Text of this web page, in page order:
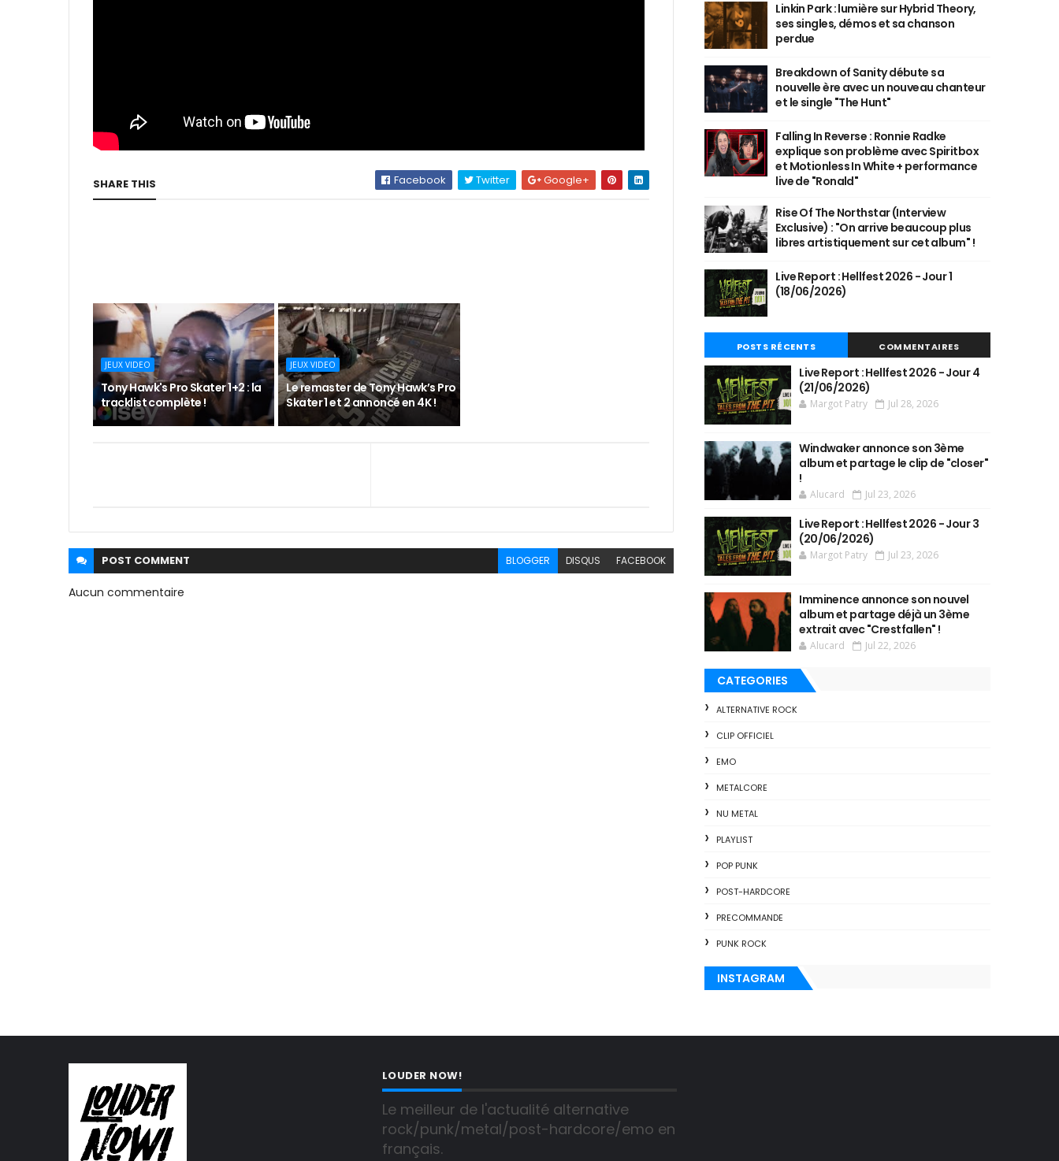
SHARE THIS Facebook Twitter Google+
JEUX VIDEO
Tony Hawk's Pro Skater 1+2 : la
tracklist complète !
JEUX VIDEO
Le remaster de Tony Hawk’s Pro
Skater 1 et 2 annoncé en 4K !
POST COMMENT BLOGGER DISQUS FACEBOOK
Aucun commentaire
Linkin Park : lumière sur Hybrid Theory,
ses singles, démos et sa chanson
perdue
Breakdown of Sanity débute sa
nouvelle ère avec un nouveau chanteur
et le single "The Hunt"
Falling In Reverse : Ronnie Radke
explique son problème avec Spiritbox
et Motionless In White + performance
live de "Ronald"
Rise Of The Northstar (Interview
Exclusive) : "On arrive beaucoup plus
libres artistiquement sur cet album" !
Live Report : Hellfest 2026 - Jour 1
(18/06/2026)
POSTS RÉCENTS COMMENTAIRES
Live Report : Hellfest 2026 - Jour 4
(21/06/2026)
Margot Patry Jul 28, 2026
Windwaker annonce son 3ème
album et partage le clip de "closer"
!
Alucard Jul 23, 2026
Live Report : Hellfest 2026 - Jour 3
(20/06/2026)
Margot Patry Jul 23, 2026
Imminence annonce son nouvel
album et partage déjà un 3ème
extrait avec "Crestfallen" !
Alucard Jul 22, 2026
CATEGORIES
ALTERNATIVE ROCK
CLIP OFFICIEL
EMO
METALCORE
NU METAL
PLAYLIST
POP PUNK
POST-HARDCORE
PRECOMMANDE
PUNK ROCK
INSTAGRAM
LOUDER NOW!
Le meilleur de l'actualité alternative
rock/punk/metal/post-hardcore/emo en
français.